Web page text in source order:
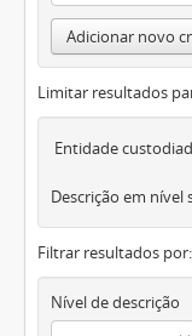
Adicionar novo
Limitar resultados
Entidade
Filtrar resultados por:
Nível de descrição